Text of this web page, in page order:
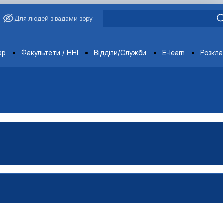
Для людей з вадами зору
Факультети / ННІ Відділи/Служби E-learn